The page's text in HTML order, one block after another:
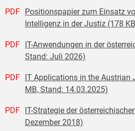
PDF
Positionspapier zum Einsatz
Intelligenz in der Justiz (178
PDF
IT-Anwendungen in der
Stand: Juli 2026)
PDF
IT Applications in the Austrian
MB, Stand: 14.03.2025)
PDF
IT-Strategie der
Dezember 2018)